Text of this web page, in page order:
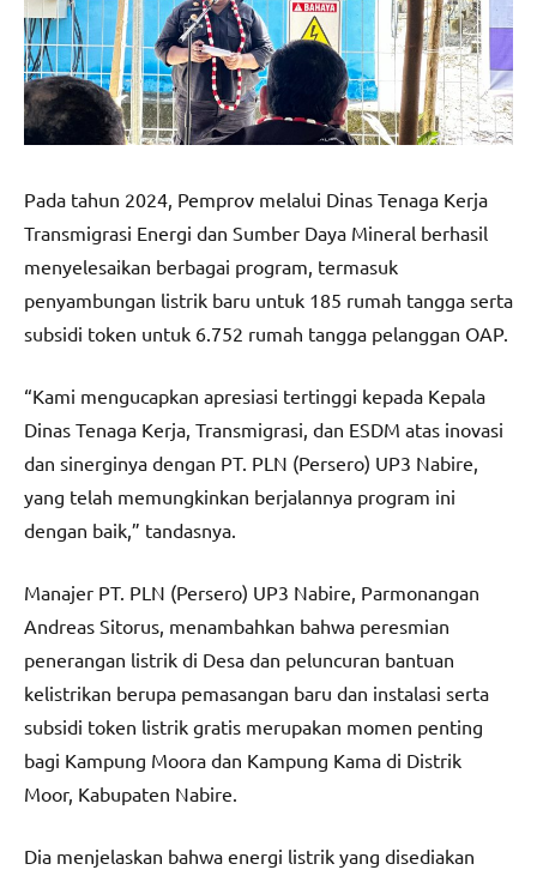
Pada tahun 2024, Pemprov melalui Dinas Tenaga Kerja
Transmigrasi Energi dan Sumber Daya Mineral berhasil
menyelesaikan berbagai program, termasuk
penyambungan listrik baru untuk 185 rumah tangga serta
subsidi token untuk 6.752 rumah tangga pelanggan OAP.
“Kami mengucapkan apresiasi tertinggi kepada Kepala
Dinas Tenaga Kerja, Transmigrasi, dan ESDM atas inovasi
dan sinerginya dengan PT. PLN (Persero) UP3 Nabire,
yang telah memungkinkan berjalannya program ini
dengan baik,” tandasnya.
Manajer PT. PLN (Persero) UP3 Nabire, Parmonangan
Andreas Sitorus, menambahkan bahwa peresmian
penerangan listrik di Desa dan peluncuran bantuan
kelistrikan berupa pemasangan baru dan instalasi serta
subsidi token listrik gratis merupakan momen penting
bagi Kampung Moora dan Kampung Kama di Distrik
Moor, Kabupaten Nabire.
Dia menjelaskan bahwa energi listrik yang disediakan